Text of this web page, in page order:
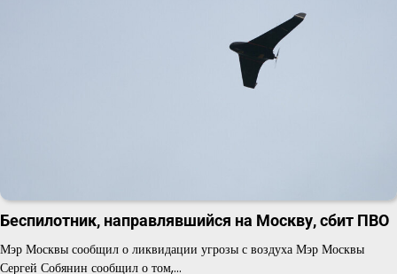
Беспилотник, направлявшийся на Москву, сбит ПВО
Мэр Москвы сообщил о ликвидации угрозы с воздуха Мэр Москвы
Сергей Собянин сообщил о том,…